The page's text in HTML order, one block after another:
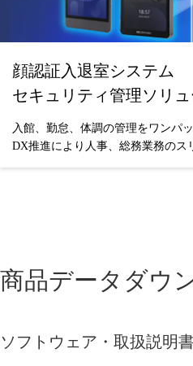
顔認証入退室システム
セキュリティ管理ソリ
入館、勤怠、体調の管理をワンパ
DX推進により人事、総務業務のス
商品データダウ
ソフトウェア・取扱説明